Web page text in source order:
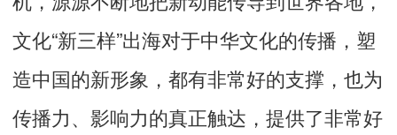
文化“新三样”出海对于中华文化的传播，塑
造中国的新形象，都有非常好的支撑，也为
传播力、影响力的真正触达，提供了非常好